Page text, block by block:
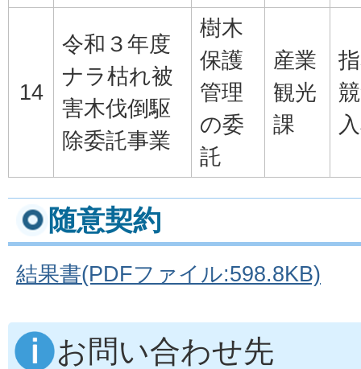
14
令和３年度
ナラ枯れ被
害木伐倒駆
除委託事業
樹木
保護
管理
の委
託
産業
観光
課
随意契約
結果書(PDFファイル:598.8KB)
お問い合わせ先